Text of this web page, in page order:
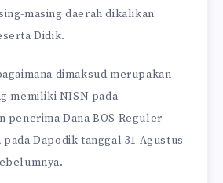
masing daerah dikalikan
Didik.
dimaksud merupakan
memiliki NISN pada
penerima Dana BOS Reguler
Dapodik tanggal 31 Agustus